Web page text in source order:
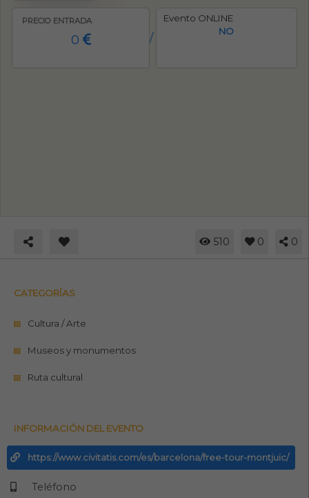
PRECIO ENTRADA
0 /
Evento ONLINE
NO
510 0 0
CATEGORÍAS
Cultura / Arte
Museos y monumentos
Ruta cultural
INFORMACIÓN DEL EVENTO
https://www.civitatis.com/es/barcelona/free-tour-montjuic/
Teléfono